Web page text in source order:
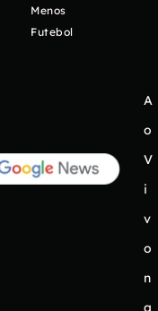
Menos
Futebol
A
o
V
i
v
o
n
a